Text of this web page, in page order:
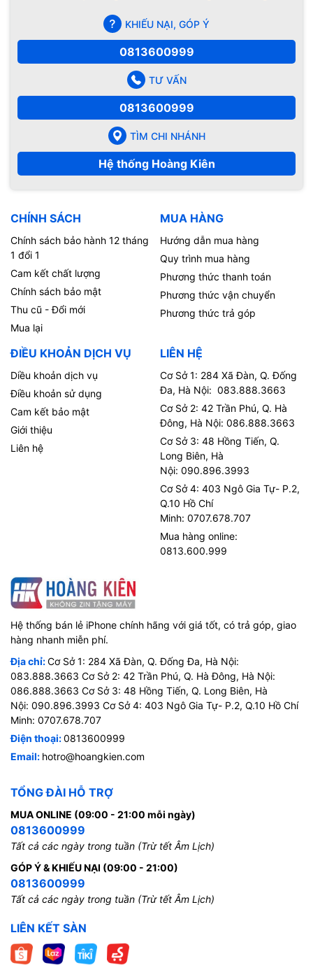
KHIẾU NẠI, GÓP Ý
0813600999
TƯ VẤN
0813600999
TÌM CHI NHÁNH
Hệ thống Hoàng Kiên
CHÍNH SÁCH
Chính sách bảo hành 12 tháng
1 đổi 1
Cam kết chất lượng
Chính sách bảo mật
Thu cũ - Đổi mới
Mua lại
MUA HÀNG
Hướng dẫn mua hàng
Quy trình mua hàng
Phương thức thanh toán
Phương thức vận chuyển
Phương thức trả góp
ĐIỀU KHOẢN DỊCH VỤ
Diều khoản dịch vụ
Điều khoản sử dụng
Cam kết bảo mật
Giới thiệu
Liên hệ
LIÊN HỆ
Cơ Sở 1: 284 Xã Đàn, Q. Đống
Đa, Hà Nội: 083.888.3663
Cơ Sở 2: 42 Trần Phú, Q. Hà
Đông, Hà Nội: 086.888.3663
Cơ Sở 3: 48 Hồng Tiến, Q.
Long Biên, Hà
Nội: 090.896.3993
Cơ Sở 4: 403 Ngô Gia Tự- P.2,
Q.10 Hồ Chí
Minh: 0707.678.707
Mua hàng online:
0813.600.999
Hệ thống bán lẻ iPhone chính hãng với giá tốt, có trả góp, giao
hàng nhanh miễn phí.
Địa chỉ:Cơ Sở 1: 284 Xã Đàn, Q. Đống Đa, Hà Nội:
083.888.3663 Cơ Sở 2: 42 Trần Phú, Q. Hà Đông, Hà Nội:
086.888.3663 Cơ Sở 3: 48 Hồng Tiến, Q. Long Biên, Hà
Nội: 090.896.3993 Cơ Sở 4: 403 Ngô Gia Tự- P.2, Q.10 Hồ Chí
Minh: 0707.678.707
Điện thoại:0813600999
Email: hotro@hoangkien.com
TỔNG ĐÀI HỖ TRỢ
MUA ONLINE (09:00 - 21:00 mỗi ngày)
0813600999
Tất cả các ngày trong tuần (Trừ tết Âm Lịch)
GÓP Ý & KHIẾU NẠI (09:00 - 21:00)
0813600999
Tất cả các ngày trong tuần (Trừ tết Âm Lịch)
LIÊN KẾT SÀN